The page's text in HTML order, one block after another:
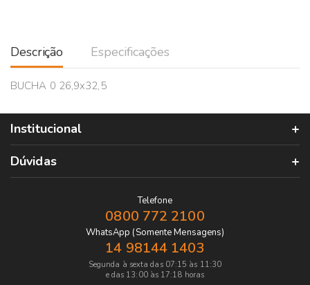
Descrição Especificações
BUCHA 0 26,9x32,5
Institucional
Dúvidas
Telefone
0800 772 2100
WhatsApp (Somente Mensagens)
14 98144 1403
Segunda à sexta das 07:15 às 11:30
e das 13:00 às 17:18 horas